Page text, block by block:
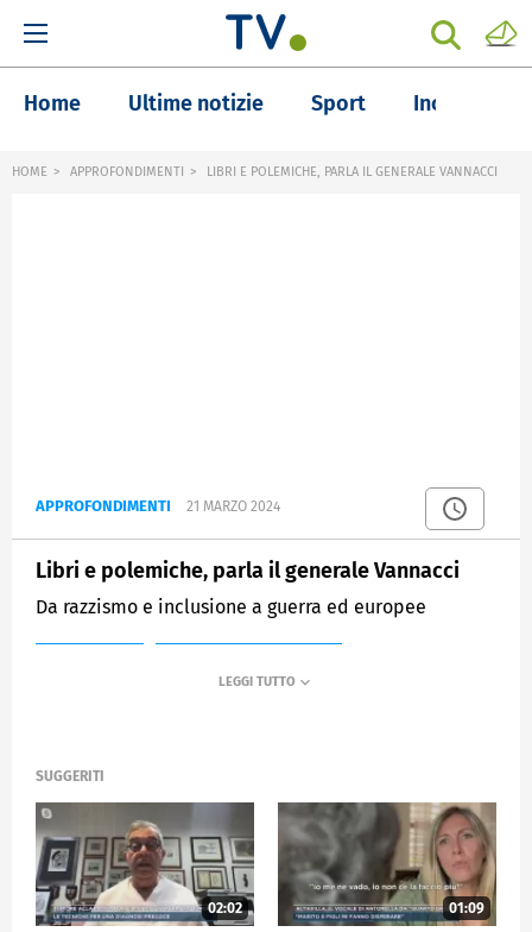
Home Ultime notizie Sport Inchieste
HOME APPROFONDIMENTI LIBRI E POLEMICHE, PARLA IL GENERALE VANNACCI
APPROFONDIMENTI 21 MARZO 2024
Libri e polemiche, parla il generale Vannacci
Da razzismo e inclusione a guerra ed europee
SUGGERITI
02:02 01:09